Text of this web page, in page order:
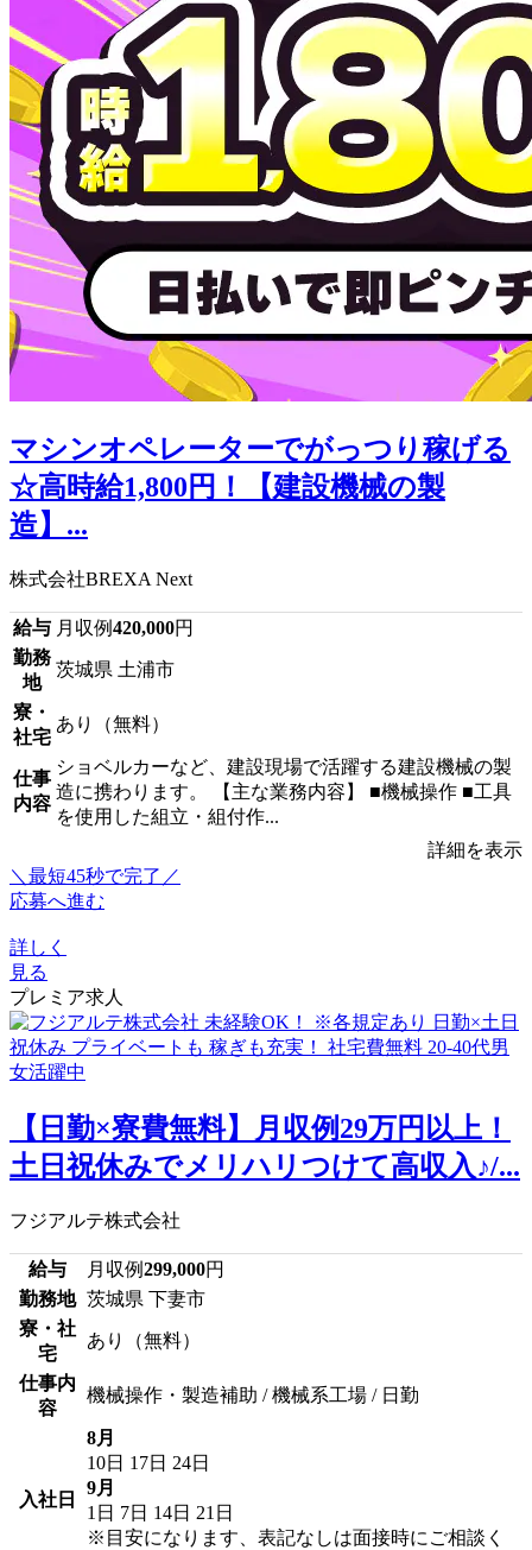
マシンオペレーターでがっつり稼げる
☆高時給1,800円！【建設機械の製
造】...
株式会社BREXA Next
給与 月収例420,000円
勤務
地
茨城県 土浦市
寮・
社宅
あり（無料）
仕事
内容
ショベルカーなど、建設現場で活躍する建設機械の製
造に携わります。 【主な業務内容】 ■機械操作 ■工具
を使用した組立・組付作...
詳細を表示
＼最短45秒で完了／
応募へ進む
詳しく
見る
プレミア求人
【日勤×寮費無料】月収例29万円以上！
土日祝休みでメリハリつけて高収入♪/...
フジアルテ株式会社
給与 月収例299,000円
勤務地 茨城県 下妻市
寮・社
宅
あり（無料）
仕事内
容
機械操作・製造補助 / 機械系工場 / 日勤
入社日
8月
10日 17日 24日
9月
1日 7日 14日 21日
※目安になります、表記なしは面接時にご相談く